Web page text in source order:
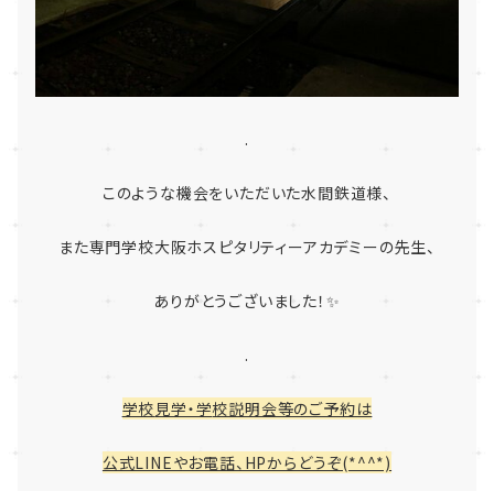
.
このような機会をいただいた水間鉄道様、
また専門学校大阪ホスピタリティーアカデミーの先生、
ありがとうございました！✨
.
学校見学・学校説明会等のご予約は
公式LINEやお電話、HPからどうぞ(*^^*)